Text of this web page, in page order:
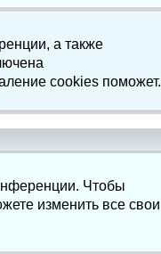
а также
cookies поможет.
Чтобы
изменить все свои